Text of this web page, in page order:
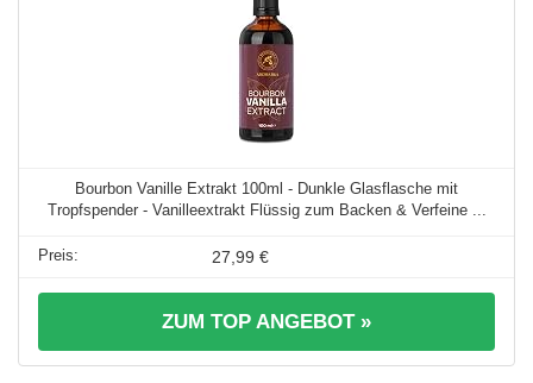
Bourbon Vanille Extrakt 100ml - Dunkle Glasflasche mit
Tropfspender - Vanilleextrakt Flüssig zum Backen & Verfeine ...
27,99 €
ZUM TOP ANGEBOT »